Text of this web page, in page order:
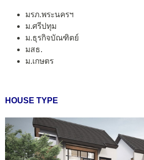
มรภ.พระนครฯ
ม.ศรีปทุม
ม.ธุรกิจบัณฑิตย์
มสธ.
ม.เกษตร
HOUSE TYPE